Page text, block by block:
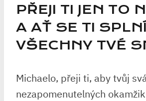
PŘEJI TI JEN TO
A AŤ SE TI SPLNÍ
VŠECHNY TVÉ
Michaelo, přeji ti, aby tvůj
nezapomenutelných